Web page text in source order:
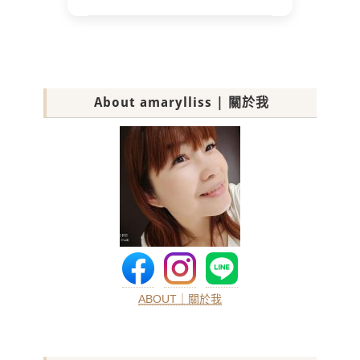
About amarylliss | 關於我
ABOUT｜關於我